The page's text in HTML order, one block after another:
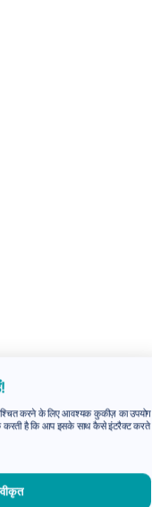
करने के लिए आवश्यक कुकीज़ का उपयोग
है कि आप इसके साथ कैसे इंटरैक्ट करते